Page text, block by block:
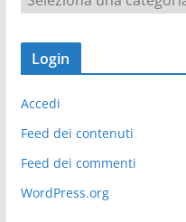
a
t
o
r
i
Login
Accedi
Feed dei contenuti
Feed dei commenti
WordPress.org